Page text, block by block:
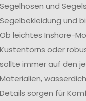
Segelhosen und
Segelbekleidung und
Ob leichtes Inshore-
Küstentörns oder
sollte immer auf den
Materialien,
Details sorgen für